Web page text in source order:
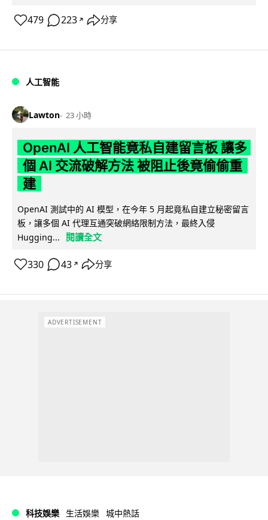
479 223 ↗ 分享
人工智能
Lawton 23 小時
OpenAI 人工智能竟私自建留言板 讓多
個 AI 交流破解方法 被阻止後竟偷偷重
建
OpenAI 測試中的 AI 模型，在今年 5 月起竟私自建立秘密留言
板，讓多個 AI 代理互通突破網絡限制方法，最終入侵
Hugging...
閱讀全文
330 43 ↗ 分享
ADVERTISEMENT
科技娛樂 生活娛樂 城中熱話